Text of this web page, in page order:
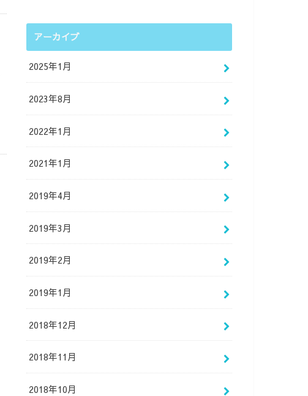
アーカイブ
2025年1月
2023年8月
2022年1月
2021年1月
2019年4月
2019年3月
2019年2月
2019年1月
2018年12月
2018年11月
2018年10月